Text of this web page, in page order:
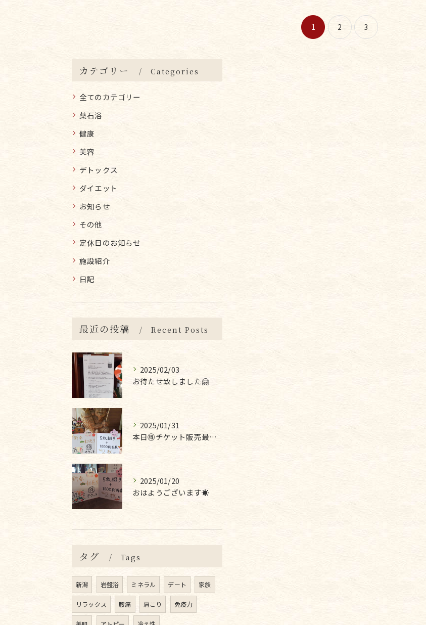
1 2 3
カテゴリー Categories
全てのカテゴリー
薬石浴
健康
美容
デトックス
ダイエット
お知らせ
その他
定休日のお知らせ
施設紹介
日記
最近の投稿 Recent Posts
2025/02/03
お待たせ致しました🤗
2025/01/31
本日🉐チケット販売最終日です❣
2025/01/20
おはようございます☀
タグ Tags
新潟 岩盤浴 ミネラル デート 家族
リラックス 腰痛 肩こり 免疫力